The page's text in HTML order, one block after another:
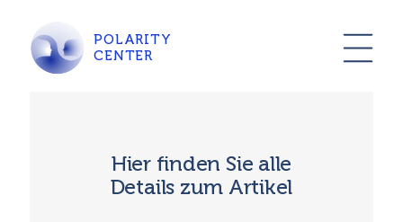
POLARITY
CENTER
Hier finden Sie alle
Details zum Artikel